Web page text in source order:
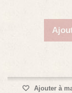
Ajouter à